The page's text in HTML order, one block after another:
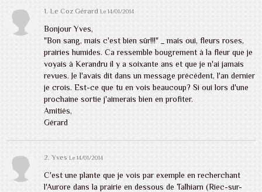
1. Le Coz GérardLe 14/01/2014
Bonjour Yves,
"Bon sang, mais c'est bien sûr!!!" _ mais oui, fleurs roses,
prairies humides. Ca ressemble bougrement à la fleur que je
voyais à Kerandru il y a soixante ans et que je n'ai jamais
revues. Je l'avais dit dans un message précédent, l'an dernier
je crois. Est-ce que tu en vois beaucoup? Si oui lors d'une
prochaine sortie j'aimerais bien en profiter.
Amitiés,
Gérard
2. YvesLe 14/01/2014
C'est une plante que je vois par exemple en recherchant
l'Aurore dans la prairie en dessous de Talhiarn (Riec-sur-